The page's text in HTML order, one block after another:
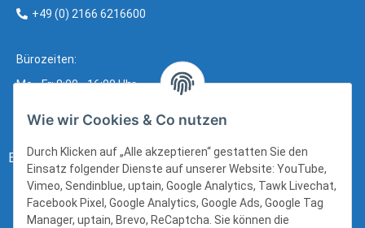
+49 (0) 2166 6216600
Bürozeiten:
Mo - Fr: 8:00 - 16:00 Uhr
Bezahlung:
Wie wir Cookies & Co nutzen
Durch Klicken auf „Alle akzeptieren“ gestatten Sie den
Einsatz folgender Dienste auf unserer Website: YouTube,
Vimeo, Sendinblue, uptain, Google Analytics, Tawk Livechat,
Facebook Pixel, Google Analytics, Google Ads, Google Tag
Manager, uptain, Brevo, ReCaptcha. Sie können die